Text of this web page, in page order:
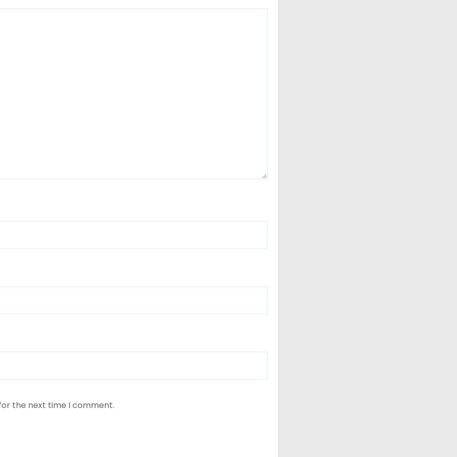
the next time I comment.